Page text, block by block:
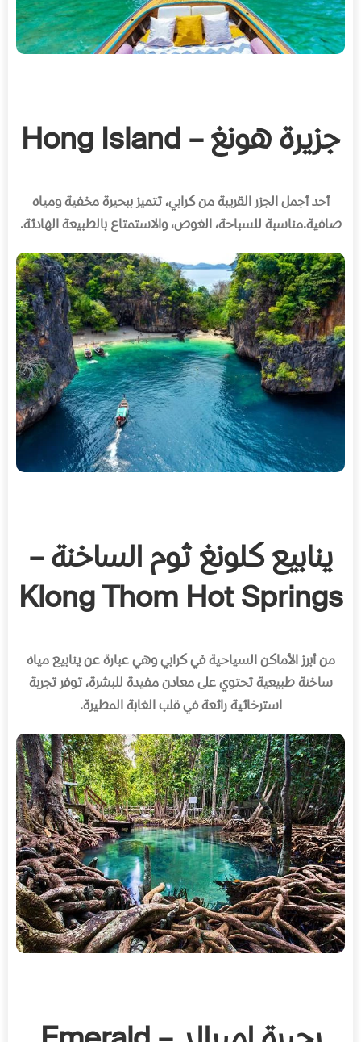
جزيرة هونغ – Hong Island
أحد أجمل الجزر القريبة من كرابي، تتميز ببحيرة مخفية ومياه
صافية.مناسبة للسباحة، الغوص، والاستمتاع بالطبيعة الهادئة.
ينابيع كلونغ ثوم الساخنة –
Klong Thom Hot Springs
من أبرز الأماكن السياحية في كرابي وهي عبارة عن ينابيع مياه
ساخنة طبيعية تحتوي على معادن مفيدة للبشرة، توفر تجربة
استرخائية رائعة في قلب الغابة المطيرة.